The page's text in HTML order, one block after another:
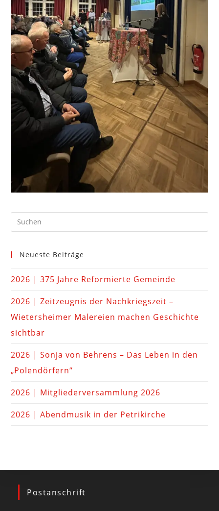
Neueste Beiträge
2026 | 375 Jahre Reformierte Gemeinde
2026 | Zeitzeugnis der Nachkriegszeit –
Wietersheimer Malereien machen Geschichte
sichtbar
2026 | Sonja von Behrens – Das Leben in den
„Polendörfern“
2026 | Mitgliederversammlung 2026
2026 | Abendmusik in der Petrikirche
Postanschrift